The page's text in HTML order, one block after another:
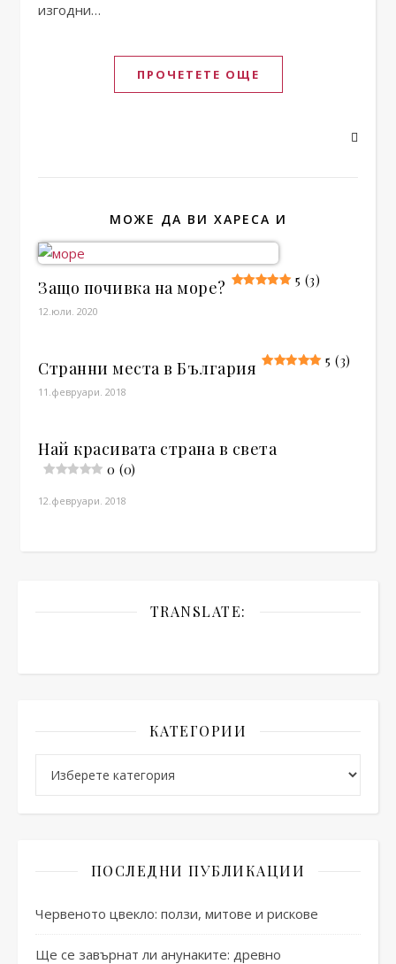
изгодни…
ПРОЧЕТЕТЕ ОЩЕ
МОЖЕ ДА ВИ ХАРЕСА И
Защо почивка на море? 5 (3)
12.юли. 2020
Странни места в България 5 (3)
11.февруари. 2018
Най красивата страна в света
0 (0)
12.февруари. 2018
TRANSLATE:
КАТЕГОРИИ
ПОСЛЕДНИ ПУБЛИКАЦИИ
Червеното цвекло: ползи, митове и рискове
Ще се завърнат ли анунаките: древно